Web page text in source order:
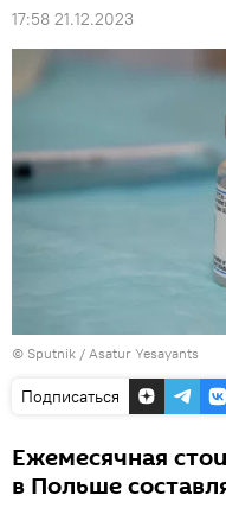
17:58 21.12.2023
© Sputnik / Asatur Yesayants
Подписаться
Ежемесячная
в Польше